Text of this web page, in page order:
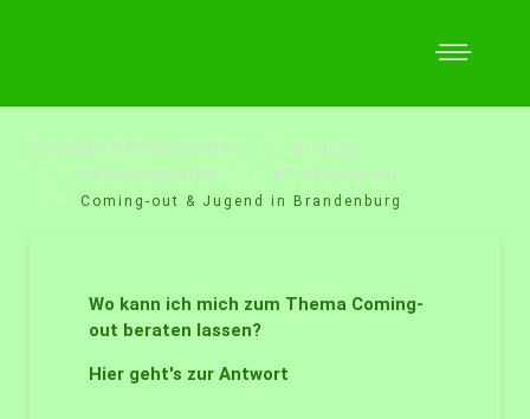
QUEERES BRANDENBURG
Bildung
Handlungsfelder
HF Coming-out
Coming-out & Jugend in Brandenburg
Wo kann ich mich zum Thema Coming-
out beraten lassen?
Hier geht's zur Antwort